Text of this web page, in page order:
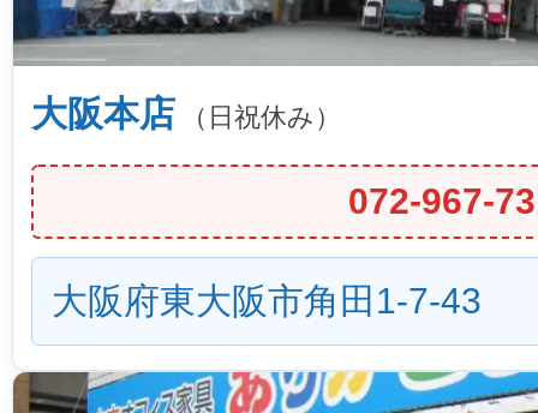
大阪本店 （日祝休み）
072-967-
大阪府東大阪市角田1-7-43